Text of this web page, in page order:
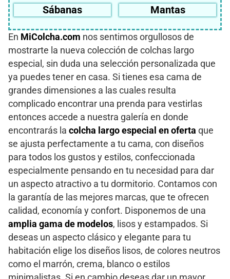
Sábanas
Mantas
En MiColcha.com nos sentimos orgullosos de
mostrarte la nueva colección de colchas largo
especial, sin duda una selección personalizada que
ya puedes tener en casa. Si tienes esa cama de
grandes dimensiones a las cuales resulta
complicado encontrar una prenda para vestirlas
entonces accede a nuestra galería en donde
encontrarás la colcha largo especial en oferta que
se ajusta perfectamente a tu cama, con diseños
para todos los gustos y estilos, confeccionada
especialmente pensando en tu necesidad para dar
un aspecto atractivo a tu dormitorio. Contamos con
la garantía de las mejores marcas, que te ofrecen
calidad, economía y confort. Disponemos de una
amplia gama de modelos, lisos y estampados. Si
deseas un aspecto clásico y elegante para tu
habitación elige los diseños lisos, de colores neutros
como el marrón, crema, blanco o estilos